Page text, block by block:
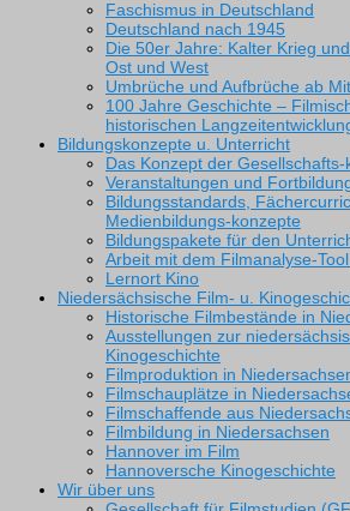
Faschismus in Deutschland
Deutschland nach 1945
Die 50er Jahre: Kalter Krieg
Ost und West
Umbrüche und Aufbrüche ab
100 Jahre Geschichte –
historischen
Bildungskonzepte u. Unterricht
Das Konzept der
Veranstaltungen und
Bildungsstandards,
Medienbildungs-konzepte
Bildungspakete für den
Arbeit mit dem Filmanalyse-Tool
Lernort Kino
Niedersächsische Film- u.
Historische Filmbestände in
Ausstellungen zur
Kinogeschichte
Filmproduktion in
Filmschauplätze in
Filmschaffende aus
Filmbildung in Niedersachsen
Hannover im Film
Hannoversche Kinogeschichte
Wir über uns